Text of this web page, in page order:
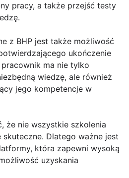
pracy, a także przejść testy
z BHP jest także możliwość
ukończenie
ma nie tylko
wiedzę, ale również
jego kompetencje w
że nie wszystkie szkolenia
skuteczne. Dlatego ważne jest
która zapewni wysoką
uzyskania